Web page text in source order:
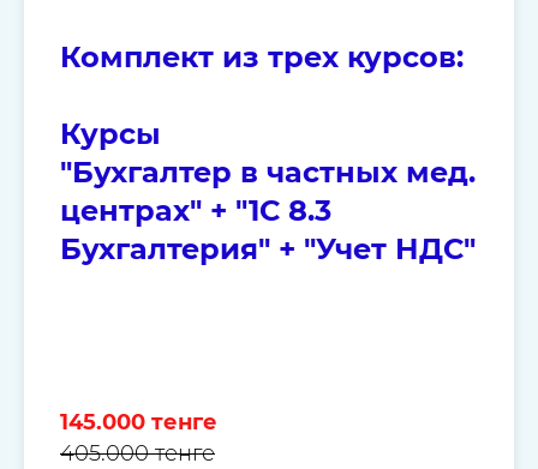
Комплект из трех курсов:
Курсы
"Бухгалтер в частных мед.
центрах" + "1С 8.3
Бухгалтерия" + "Учет НДС"
145.000 тенге
405.000 тенге